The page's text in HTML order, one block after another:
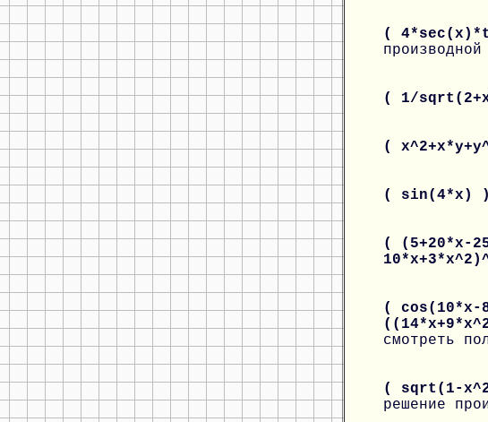
(
производной
( 1/
(
( sin(4*x)
( (5+20*x-
( cos(10*x-
смотреть
( sqrt(1-
решение